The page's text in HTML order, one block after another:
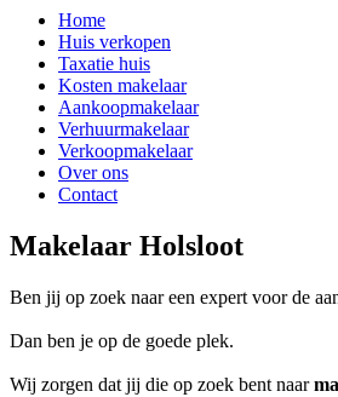
Home
Huis verkopen
Taxatie huis
Kosten makelaar
Aankoopmakelaar
Verhuurmakelaar
Verkoopmakelaar
Over ons
Contact
Makelaar Holsloot
Ben jij op zoek naar een expert voor de
Dan ben je op de goede plek.
Wij zorgen dat jij die op zoek bent naar